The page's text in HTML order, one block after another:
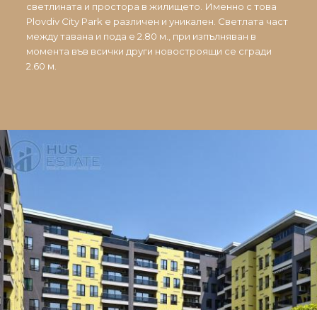
светлината и простора в жилището. Именно с това
Plovdiv City Park е различен и уникален. Светлата част
между тавана и пода е 2.80 м., при изпълняван в
момента във всички други новостроящи се сгради
2.60 м.